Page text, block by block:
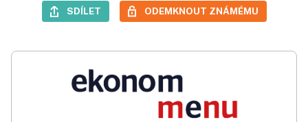
SDÍLET ODEMKNOUT ZNÁMÉMU